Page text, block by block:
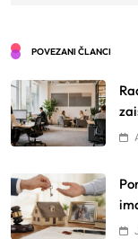
POVEZANI ČLANCI